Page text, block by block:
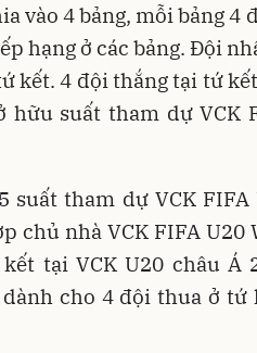
vào 4 bảng, mỗi bảng 4
hạng ở các bảng. Đội
kết. 4 đội thắng tại tứ
hữu suất tham dự VCK
suất tham dự VCK
chủ nhà VCK FIFA U20
tại VCK U20 châu Á
cho 4 đội thua ở tứ